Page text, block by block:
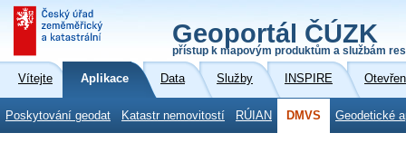
Geoportál ČÚZK
přístup k mapovým produktům a službám
Vítejte Aplikace Data Služby INSPIRE
Poskytování geodat Katastr nemovitostí RÚIAN DMVS Geodetické